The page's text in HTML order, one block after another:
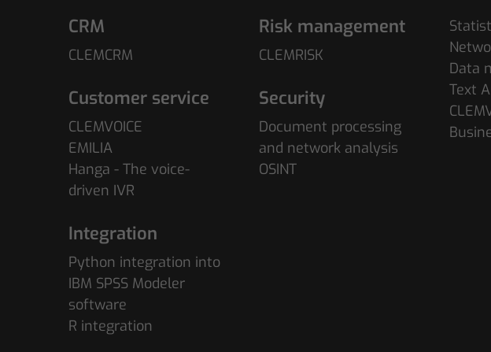
CRM
CLEMCRM
Customer service
CLEMVOICE
EMILIA
Hanga - The voice-
driven IVR
Integration
Python integration into
IBM SPSS Modeler
software
R integration
Risk management
CLEMRISK
Security
Document processing
and network analysis
OSINT
Data
Text